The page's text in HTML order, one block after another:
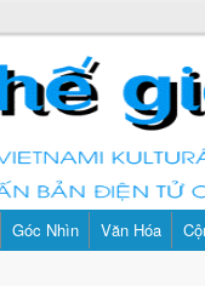
Góc Nhìn Văn Hóa